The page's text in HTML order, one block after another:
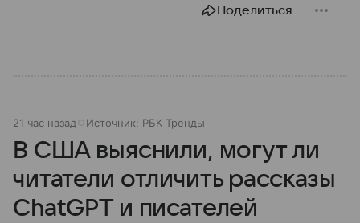
Поделиться
21 час назад Источник: РБК Тренды
В США выяснили, могут ли
читатели отличить рассказы
ChatGPT и писателей